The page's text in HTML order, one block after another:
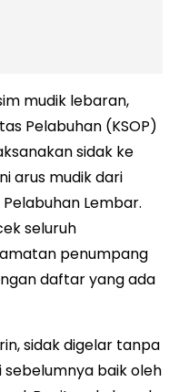
mudik lebaran,
Pelabuhan (KSOP)
sidak ke
arus mudik dari
Lembar.
seluruh
penumpang
daftar yang ada
sidak digelar tanpa
baik oleh